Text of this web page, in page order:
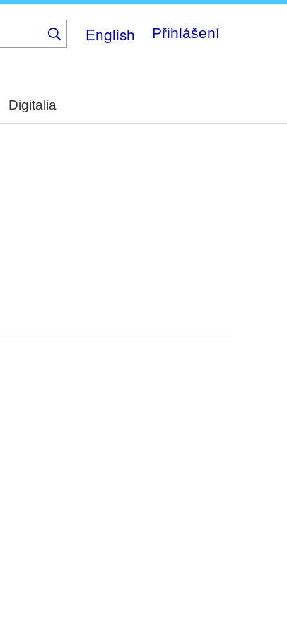
English Přihlášení
Digitalia